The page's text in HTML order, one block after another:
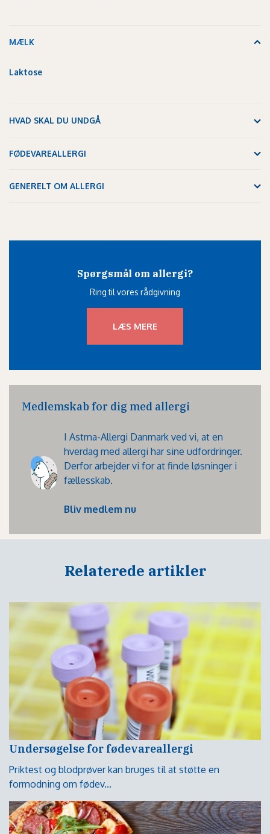
MÆLK
Laktose
HVAD SKAL DU UNDGÅ
FØDEVAREALLERGI
GENERELT OM ALLERGI
Spørgsmål om allergi?
Ring til vores rådgivning
LÆS MERE
Medlemskab for dig med allergi
I Astma-Allergi Danmark ved vi, at en
hverdag med allergi har sine udfordringer.
Derfor arbejder vi for at finde løsninger i
fællesskab.
Bliv medlem nu
Relaterede artikler
Undersøgelse for fødevareallergi
Priktest og blodprøver kan bruges til at støtte en
formodning om fødev...